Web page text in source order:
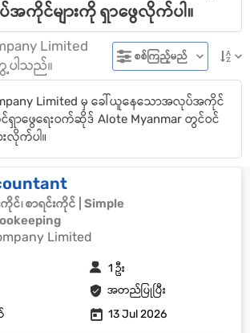
ကိုင်များကို ရှာဖွေလိုက်ပါ။
Limited
ပါသည်။
စစ်ကြည့်မည်
Limited မှ ခေါ်ယူနေသောအလုပ်အကိုင်
ာဖွေရေးဝက်ဆိုဒ် Alote Myanmar တွင်ဝင်
လိုက်ပါ။
၊ စာရင်းကိုင် | Simple
Limited
အတည်ပြုပြီး
1 ဦး
13 Jul 2026